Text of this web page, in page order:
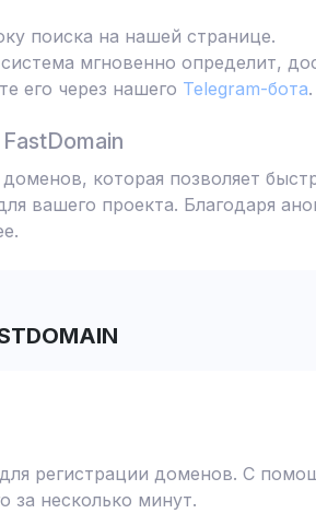
поиска на нашей странице.
мгновенно определит,
его через нашего Telegram-бота.
которая позволяет
вашего проекта. Благодаря
регистрации доменов. С
за несколько минут.